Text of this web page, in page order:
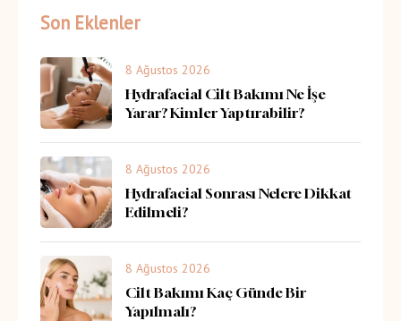
Son Eklenler
8 Ağustos 2026
Hydrafacial Cilt Bakımı Ne İşe
Yarar? Kimler Yaptırabilir?
8 Ağustos 2026
Hydrafacial Sonrası Nelere Dikkat
Edilmeli?
8 Ağustos 2026
Cilt Bakımı Kaç Günde Bir
Yapılmalı?